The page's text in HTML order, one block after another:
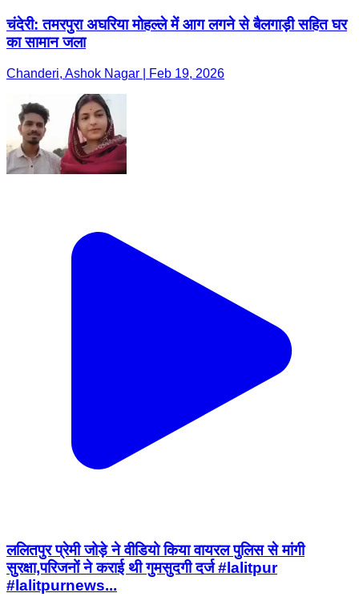
चंदेरी: तमरपुरा अघरिया मोहल्ले में आग लगने से बैलगाड़ी सहित घर
का सामान जला
Chanderi, Ashok Nagar | Feb 19, 2026
ललितपुर प्रेमी जोड़े ने वीडियो किया वायरल पुलिस से मांगी
सुरक्षा,परिजनों ने कराई थी गुमसुदगी दर्ज #lalitpur
#lalitpurnews...